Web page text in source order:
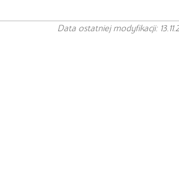
Data ostatniej modyfikacji: